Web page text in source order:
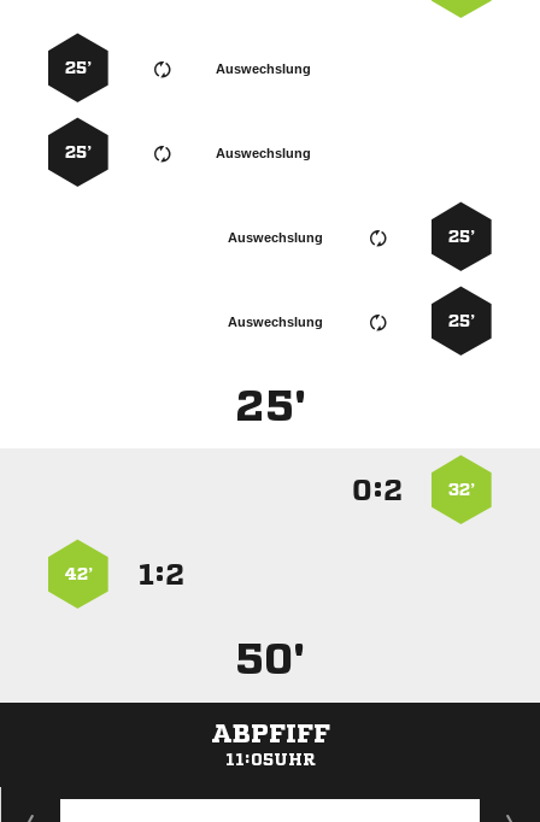
Auswechslung
25’
Auswechslung
25’
25’
Auswechslung
25’
Auswechslung
25'
32’
:
:
42’
50'
ABPFIFF
11:05UHR
ANZEIGE